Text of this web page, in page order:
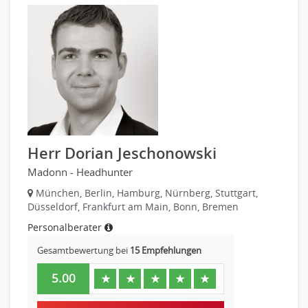
PR, Unternehmenskommunikation
Produktmanagement
Strategisches Marketing
Vertriebsmarketing
Human Resources
Personal Leitung, Teamleitung
Recruiting, Personalmarketing
Referent
Anwaltschaft
Justiziariat, Rechtsabteilung
Notar-, Justizfachangestellter, Anwaltsfachgehilfe
Notariat
Richter, Justizbeamte
Analyst
Anlageberatung, Vermögensberatung
Asset-/Fonds-Management
Pharmaindustrie
Recht
Telekommunikation
Textilien & Bekleidung
Transport & Logistik
Unternehmensberatung
Versicherungen
Herr Dorian Jeschonowski
Madonn - Headhunter
München, Berlin, Hamburg, Nürnberg, Stuttgart,
Düsseldorf, Frankfurt am Main, Bonn, Bremen
Personalberater
Gesamtbewertung bei 15 Empfehlungen
5.00 ★ ★ ★ ★ ★